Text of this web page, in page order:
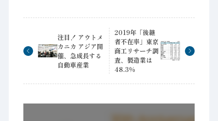
注目！ アウトメ
カニカ アジア開
催、急成長する
自動車産業
2019年「後継
者不在率」東京
商工リサーチ調
査、製造業は
48.3％